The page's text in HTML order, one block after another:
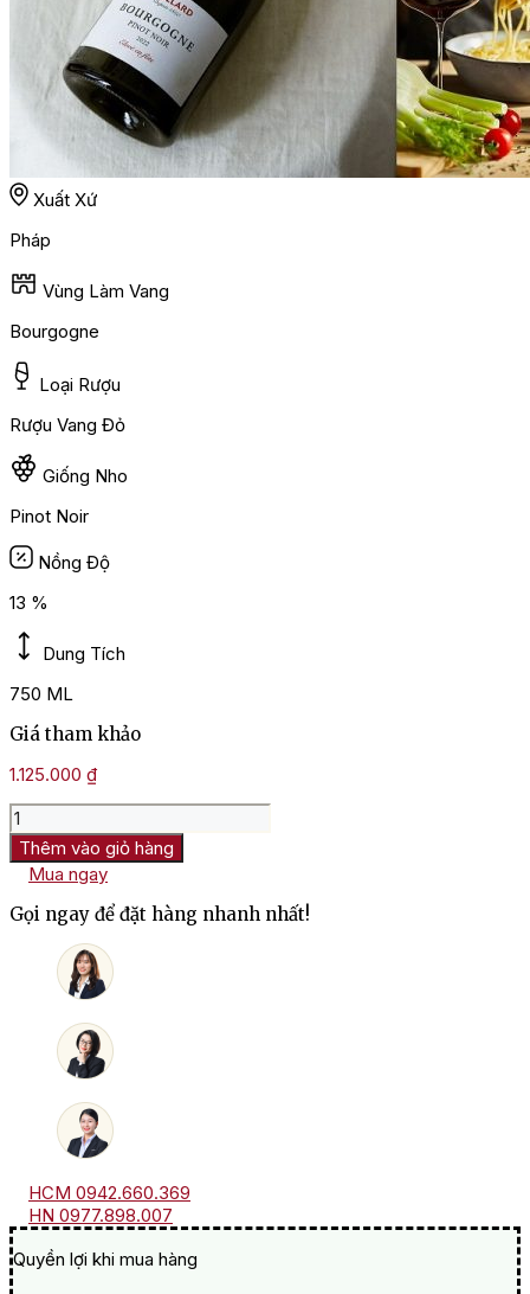
Xuất Xứ
Pháp
Vùng Làm Vang
Bourgogne
Loại Rượu
Rượu Vang Đỏ
Giống Nho
Pinot Noir
Nồng Độ
13 %
Dung Tích
750 ML
Giá tham khảo
1.125.000 ₫
Rượu
Vang
Pháp
Moillard
Bourgogne
Pinot
Thêm vào giỏ hàng
Mua ngay
Gọi ngay để đặt hàng nhanh nhất!
HCM 0942.660.369
HN 0977.898.007
Quyền lợi khi mua hàng